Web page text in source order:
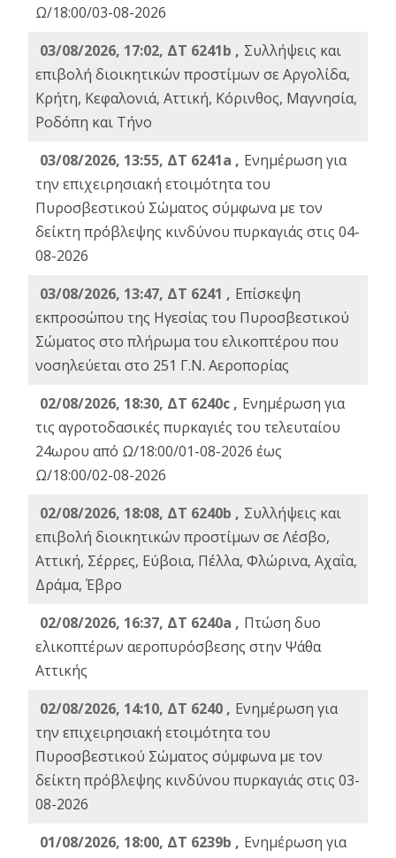
Ω/18:00/03-08-2026
03/08/2026, 17:02, ΔΤ 6241b , Συλλήψεις και
επιβολή διοικητικών προστίμων σε Αργολίδα,
Κρήτη, Κεφαλονιά, Αττική, Κόρινθος, Μαγνησία,
Ροδόπη και Τήνο
03/08/2026, 13:55, ΔΤ 6241a , Ενημέρωση για
την επιχειρησιακή ετοιμότητα του
Πυροσβεστικού Σώματος σύμφωνα με τον
δείκτη πρόβλεψης κινδύνου πυρκαγιάς στις 04-
08-2026
03/08/2026, 13:47, ΔΤ 6241 , Επίσκεψη
εκπροσώπου της Ηγεσίας του Πυροσβεστικού
Σώματος στο πλήρωμα του ελικοπτέρου που
νοσηλεύεται στο 251 Γ.Ν. Αεροπορίας
02/08/2026, 18:30, ΔΤ 6240c , Ενημέρωση για
τις αγροτοδασικές πυρκαγιές του τελευταίου
24ωρου από Ω/18:00/01-08-2026 έως
Ω/18:00/02-08-2026
02/08/2026, 18:08, ΔΤ 6240b , Συλλήψεις και
επιβολή διοικητικών προστίμων σε Λέσβο,
Αττική, Σέρρες, Εύβοια, Πέλλα, Φλώρινα, Αχαΐα,
Δράμα, Έβρο
02/08/2026, 16:37, ΔΤ 6240a , Πτώση δυο
ελικοπτέρων αεροπυρόσβεσης στην Ψάθα
Αττικής
02/08/2026, 14:10, ΔΤ 6240 , Ενημέρωση για
την επιχειρησιακή ετοιμότητα του
Πυροσβεστικού Σώματος σύμφωνα με τον
δείκτη πρόβλεψης κινδύνου πυρκαγιάς στις 03-
08-2026
01/08/2026, 18:00, ΔΤ 6239b , Ενημέρωση για